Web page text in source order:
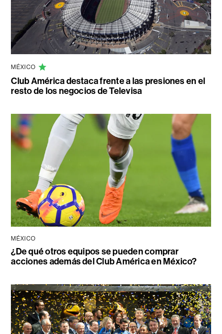
MÉXICO
Club América destaca frente a las presiones en el
resto de los negocios de Televisa
MÉXICO
¿De qué otros equipos se pueden comprar
acciones además del Club América en México?